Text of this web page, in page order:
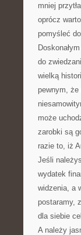
mniej
oprócz
pomyśleć
do
wielką
pewnym, że
może
zarobki są
razie to, iż
Jeśli
wydatek
widzenia, a
postaramy,
dla siebie
A należy